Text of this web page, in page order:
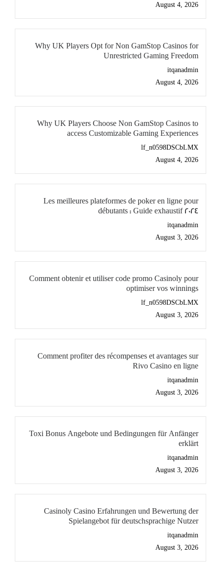
August 4, 2026
Why UK Players Opt for Non GamStop Casinos for
Unrestricted Gaming Freedom
itqanadmin
August 4, 2026
Why UK Players Choose Non GamStop Casinos to
access Customizable Gaming Experiences
lf_n0598DSCbLMX
August 4, 2026
Les meilleures plateformes de poker en ligne pour
débutants : Guide exhaustif 2024
itqanadmin
August 3, 2026
Comment obtenir et utiliser code promo Casinoly pour
optimiser vos winnings
lf_n0598DSCbLMX
August 3, 2026
Comment profiter des récompenses et avantages sur
Rivo Casino en ligne
itqanadmin
August 3, 2026
Toxi Bonus Angebote und Bedingungen für Anfänger
erklärt
itqanadmin
August 3, 2026
Casinoly Casino Erfahrungen und Bewertung der
Spielangebot für deutschsprachige Nutzer
itqanadmin
August 3, 2026